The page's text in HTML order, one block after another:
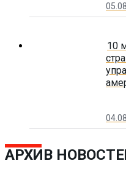
10
АРХИВ